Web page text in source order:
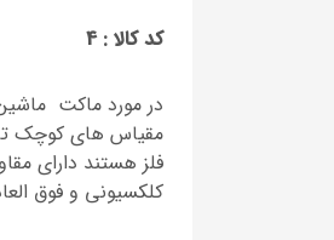
کد کالا : 4
در مورد ماکت
مقیاس های کوچک
فلز هستند دارای
کلکسیونی و فوق